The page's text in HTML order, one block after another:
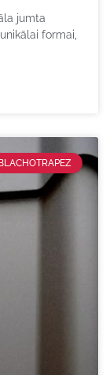
jumta
formai,
BLACHOTRAPEZ